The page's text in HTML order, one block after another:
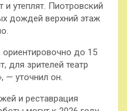
утеплят. Пиотровский
дождей верхний этаж
до 15
для зрителей театр
— уточнил он.
и реставрация